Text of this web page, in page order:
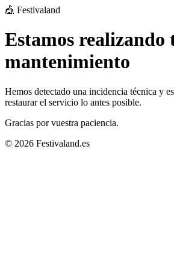
🎪 Festivaland
Estamos realizando
mantenimiento
Hemos detectado una incidencia técnica y
restaurar el servicio lo antes posible.
Gracias por vuestra paciencia.
© 2026 Festivaland.es